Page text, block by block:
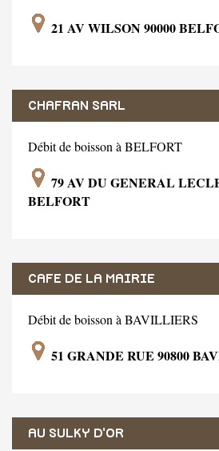
21 AV WILSON 90000
CHAFRAN SARL
Débit de boisson à BELFORT
79 AV DU GENERAL
BELFORT
CAFE DE LA MAIRIE
Débit de boisson à BAVILLIERS
51 GRANDE RUE 90800
AU SULKY D'OR